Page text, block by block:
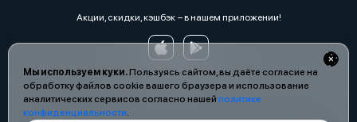
Мы используем куки.Пользуясь сайтом, вы даёте согласие на
обработку файлов cookie вашего браузера и использование
аналитических сервисов согласно нашей политике
конфиденциальности.
Акции, скидки, кэшбэк − в нашем приложении!